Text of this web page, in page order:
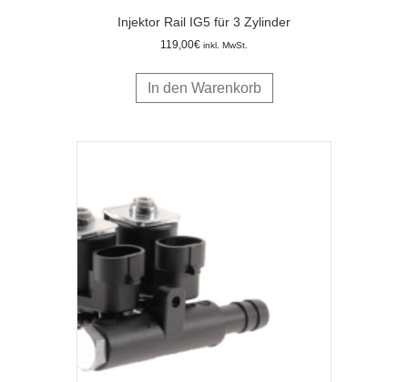
Injektor Rail IG5 für 3 Zylinder
119,00€ inkl. MwSt.
In den Warenkorb